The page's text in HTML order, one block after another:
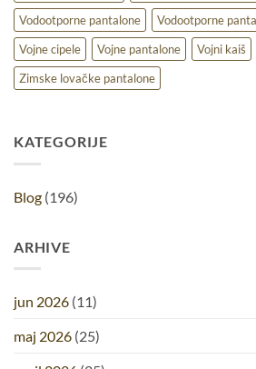
Vodootporne pantalone
Vodootporne
Vojne cipele
Vojne pantalone Vojni kaiš
Zimske lovačke pantalone
KATEGORIJE
Blog (196)
ARHIVE
jun 2026 (11)
maj 2026 (25)